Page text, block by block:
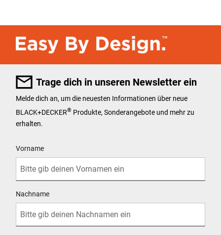
Trage dich in unseren Newsletter ein
Melde dich an, um die neuesten Informationen über neue
BLACK+DECKER® Produkte, Sonderangebote und mehr zu
erhalten.
Vorname
Nachname